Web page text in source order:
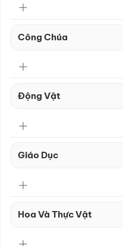
Công Chúa
Động Vật
Giáo Dục
Hoa Và Thực Vật